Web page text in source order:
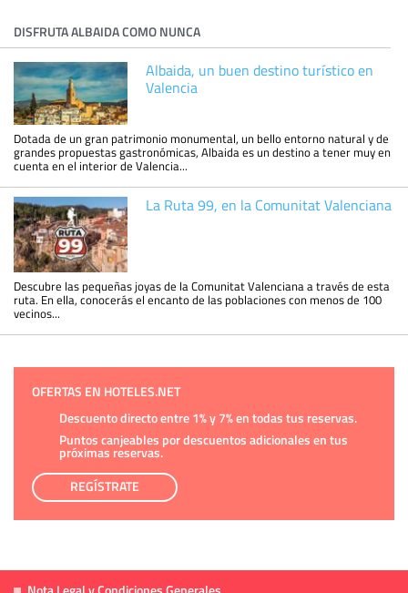
DISFRUTA ALBAIDA COMO NUNCA
Albaida, un buen destino turístico en
Valencia
Dotada de un gran patrimonio monumental, un bello entorno natural y de
grandes propuestas gastronómicas, Albaida es un destino a tener muy en
cuenta en el interior de Valencia...
La Ruta 99, en la Comunitat Valenciana
Descubre las pequeñas joyas de la Comunitat Valenciana a través de esta
ruta. En ella, conocerás el encanto de las poblaciones con menos de 100
vecinos...
OFERTAS EN HOTELES.NET
Descuento directo entre 1% y 7% en todas tus reservas.
Puntos canjeables por descuentos adicionales en tus
próximas reservas.
REGÍSTRATE